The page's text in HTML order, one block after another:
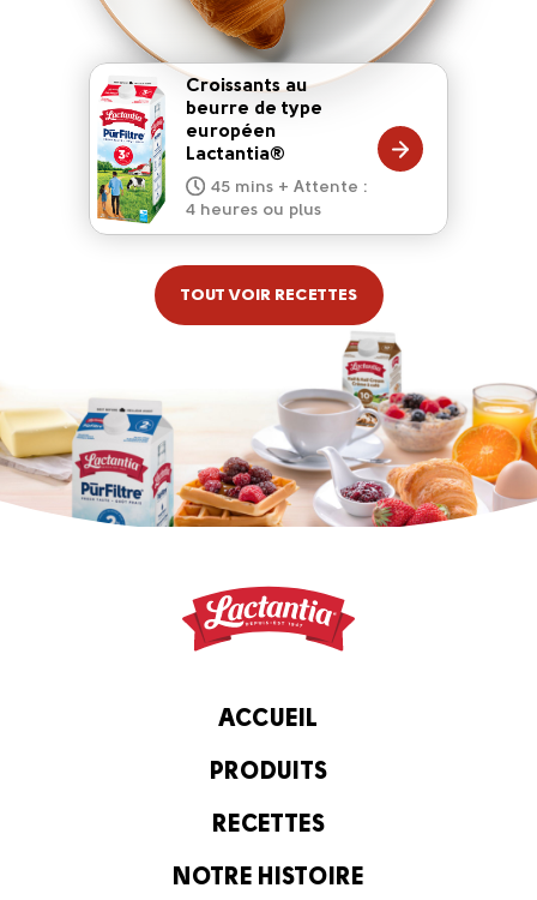
Croissants au
beurre de type
européen
Lactantia®
45 mins + Attente :
4 heures ou plus
10 mins
20 mins
15 mins
5 mins
10 mins
TOUT VOIR RECETTES
ACCUEIL
PRODUITS
RECETTES
NOTRE HISTOIRE